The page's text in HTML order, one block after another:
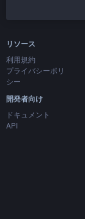
リソース
利用規約
プライバシーポリ
シー
開発者向け
ドキュメント
API